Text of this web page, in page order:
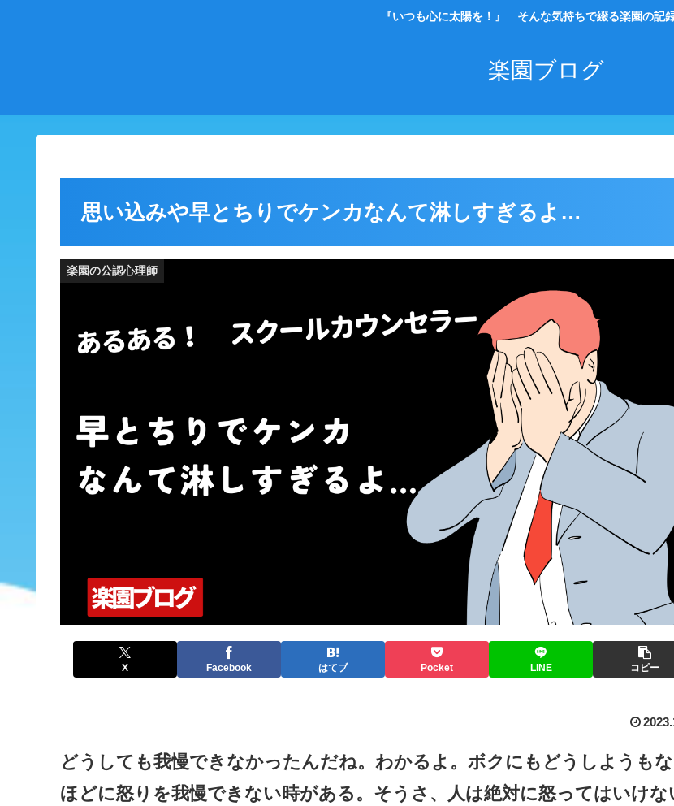
『いつも心に太陽を！』 そんな気持ちで綴る楽園の記
楽園ブログ
思い込みや早とちりでケンカなんて淋しすぎるよ…
楽園の公認心理師
X Facebook はてブ Pocket LINE コピー
どうしても我慢できなかったんだね。わかるよ。ボクにもどうしようも
ほどに怒りを我慢できない時がある。そうさ、人は絶対に怒ってはいけな